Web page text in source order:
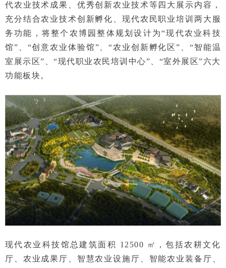
代农业技术成果、优秀创新农业技术等四大展示内容，
充分结合农业技术创新孵化、现代农民职业培训两大服
务功能，将整个农博园整体规划设计为“现代农业科技
馆”、“创意农业体验馆”、“农业创新孵化区”、“智能温
室展示区”、“现代职业农民培训中心”、“室外展区”六大
功能板块。
现代农业科技馆总建筑面积 12500 ㎡，包括农耕文化
厅、农业成果厅、智慧农业设施厅、智能农业装备厅、